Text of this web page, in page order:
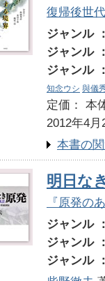
復帰後世
ジャンル
ジャンル
ジャンル
知念ウシ 與儀
定価：
2012年4月
本書の
明日な
『原発の
ジャンル
ジャンル
ジャンル